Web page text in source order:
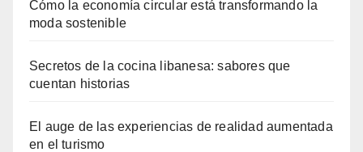
Cómo la economía circular está transformando la
moda sostenible
Secretos de la cocina libanesa: sabores que
cuentan historias
El auge de las experiencias de realidad aumentada
en el turismo